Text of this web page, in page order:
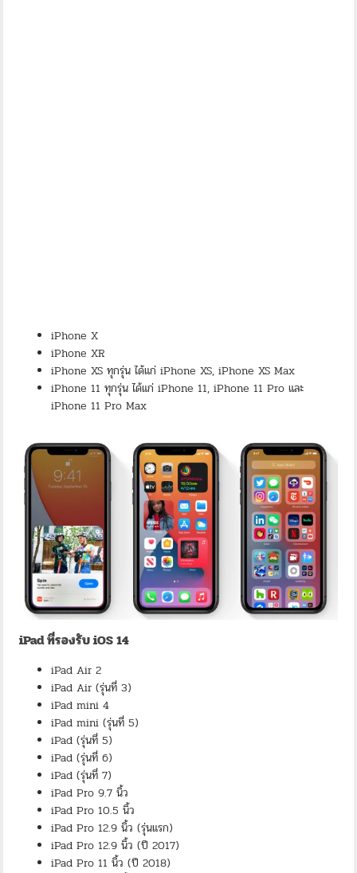
iPhone X
iPhone XR
iPhone XS ทุกรุ่น ได้แก่ iPhone XS, iPhone XS Max
iPhone 11 ทุกรุ่น ได้แก่ iPhone 11, iPhone 11 Pro และ
iPhone 11 Pro Max
iPad ที่รองรับ iOS 14
iPad Air 2
iPad Air (รุ่นที่ 3)
iPad mini 4
iPad mini (รุ่นที่ 5)
iPad (รุ่นที่ 5)
iPad (รุ่นที่ 6)
iPad (รุ่นที่ 7)
iPad Pro 9.7 นิ้ว
iPad Pro 10.5 นิ้ว
iPad Pro 12.9 นิ้ว (รุ่นแรก)
iPad Pro 12.9 นิ้ว (ปี 2017)
iPad Pro 11 นิ้ว (ปี 2018)